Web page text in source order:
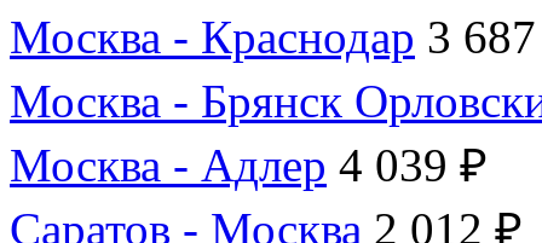
Москва - Краснодар 3
Москва - Брянск
Москва - Адлер 4 039 ₽
Саратов - Москва 2 012 ₽